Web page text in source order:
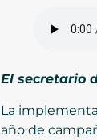
El secretario
La
año de